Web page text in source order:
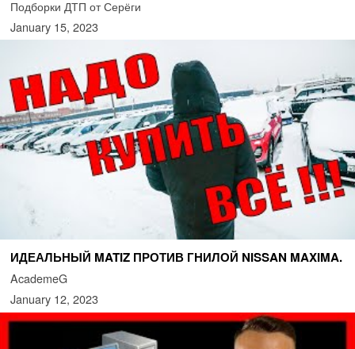
Подборки ДТП от Серёги
January 15, 2023
ИДЕАЛЬНЫЙ MATIZ ПРОТИВ ГНИЛОЙ NISSAN MAXIMA.
AcademeG
January 12, 2023